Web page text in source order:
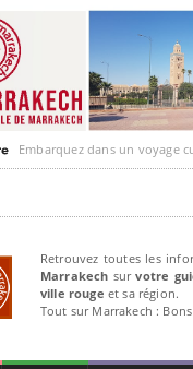
Embarquez dans un voyage culturel
Retrouvez toutes les
Marrakech survotre
ville rouge et sa région.
Tout sur Marrakech :